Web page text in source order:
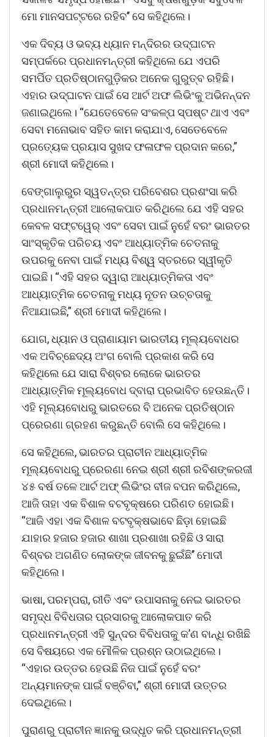
ମୋ ମାନସପଟ୍ଟରେ ରହିବ’’ ସେ କହିଥିଲେ।
ଏକ ଦିବ୍ୟ ଓ ଭବ୍ୟ ଧ୍ୟାନ ମନ୍ଦିରର ଉଦ୍‌ଘାଟନ
ସମ୍ପର୍କରେ ପ୍ରଧାନମନ୍ତ୍ରୀ କହିଥିଲେ ଯେ ଏପରି
ସମର୍ପିତ ପ୍ରତିଷ୍ଠାନଗୁଡ଼ିକର ଅନେକ ଗୁରୁତ୍ବ ରହିଛି।
ଏହାର ଉଦ୍‌ଘାଟନ ପାଇଁ ସେ ଆର୍ଟ ଅଫ ଲିଭିଂକୁ ଅଭିନନ୍ଦନ
ଜଣାଇଥିଲେ। “ଯେତେବେଳେ ସଂକଳ୍ପ ସ୍ପଷ୍ଟ ଥାଏ ଏବଂ
ସେବା ମନୋଭାବ ସହିତ କାମ କରାଯାଏ, ସେତେବେଳେ
ପ୍ରତ୍ୟେକ ପ୍ରୟାସ ସୁଖଦ ଫଳାଫଳ ପ୍ରଦାନ କରେ,”
ଶ୍ରୀ ମୋଦୀ କହିଥିଲେ।
ବେଙ୍ଗାଲୁରୁର ସ୍ୱତନ୍ତ୍ର ପରିବେଶର ପ୍ରଶଂସା କରି
ପ୍ରଧାନମନ୍ତ୍ରୀ ଆଲୋକପାତ କରିଥିଲେ ଯେ ଏହି ସହର
କେବଳ ସଫ୍ଟୱେର୍ ଏବଂ ସେବା ପାଇଁ ନୁହେଁ ବରଂ ଭାରତର
ସାଂସ୍କୃତିକ ପରିଚୟ ଏବଂ ଆଧ୍ୟାତ୍ମିକ ଚେତନାକୁ
ଉପରକୁ ନେବା ପାଇଁ ମଧ୍ୟ ବିଶ୍ୱ ସ୍ତରରେ ସ୍ୱୀକୃତି
ପାଇଛି। “ଏହି ସହର ଦ୍ୱାରା ଆଧ୍ୟାତ୍ମିକତା ଏବଂ
ଆଧ୍ୟାତ୍ମିକ ଚେତନାକୁ ମଧ୍ୟ ନୂତନ ଉଚ୍ଚତାକୁ
ନିଆଯାଇଛି,” ଶ୍ରୀ ମୋଦୀ କହିଥିଲେ।
ଯୋଗ, ଧ୍ୟାନ ଓ ପ୍ରାଣାୟାମ ଭାରତୀୟ ମୂଲ୍ୟବୋଧର
ଏକ ଅବିଚ୍ଛେଦ୍ୟ ଅଂଗ ବୋଲି ପ୍ରକାଶ କରି ସେ
କହିଥିଲେ ଯେ ସାରା ବିଶ୍ବର ଲୋକେ ଭାରତର
ଆଧ୍ୟାତ୍ମିକ ମୂଲ୍ୟବୋଧ ଦ୍ବାରା ପ୍ରଭାବିତ ହେଉଛନ୍ତି।
ଏହି ମୂଲ୍ୟବୋଧରୁ ଭାରତରେ ବି ଅନେକ ପ୍ରତିଷ୍ଠାନ
ପ୍ରେରଣା ଗ୍ରହଣ କରୁଛନ୍ତି ବୋଲି ସେ କହିଥିଲେ।
ସେ କହିଥିଲେ, ଭାରତର ପ୍ରାଚୀନ ଆଧ୍ୟାତ୍ମିକ
ମୂଲ୍ୟବୋଧରୁ ପ୍ରେରଣା ନେଇ ଶ୍ରୀ ଶ୍ରୀ ରବିଶଙ୍କରଜୀ
୪୫ ବର୍ଷ ତଳେ ଆର୍ଟ ଅଫ୍‌ ଲିଭିଂର ବୀଜ ବପନ କରିଥିଲେ,
ଆଜି ତାହା ଏକ ବିଶାଳ ବଟବୃକ୍ଷରେ ପରିଣତ ହୋଇଛି।
“ଆଜି ଏହା ଏକ ବିଶାଳ ବଟବୃକ୍ଷଭାବେ ଛିଡ଼ା ହୋଇଛି
ଯାହାର ହଜାର ହଜାର ଶାଖା ପ୍ରଶାଖା ରହିଛି ଓ ସାରା
ବିଶ୍ବର ଅଗଣିତ ଲୋକଙ୍କ ଜୀବନକୁ ଛୁଇଁଛି’’ ମୋଦୀ
କହିଥିଲେ।
ଭାଷା, ପରମ୍ପରା, ରୀତି ଏବଂ ଉପାସନାକୁ ନେଇ ଭାରତର
ସମୃଦ୍ଧ ବିବିଧତାର ପ୍ରସାରକୁ ଆଲୋକପାତ କରି
ପ୍ରଧାନମନ୍ତ୍ରୀ ଏହି ସୁନ୍ଦର ବିବିଧତାକୁ କ’ଣ ବାନ୍ଧି ରଖିଛି
ସେ ବିଷୟରେ ଏକ ମୌଳିକ ପ୍ରଶ୍ନ ଉଠାଇଥିଲେ।
“ଏହାର ଉତ୍ତର ହେଉଛି ନିଜ ପାଇଁ ନୁହେଁ ବରଂ
ଅନ୍ୟମାନଙ୍କ ପାଇଁ ବଞ୍ଚିବା,” ଶ୍ରୀ ମୋଦୀ ଉତ୍ତର
ଦେଇଥିଲେ।
ପୁରାଣରୁ ପ୍ରାଚୀନ ଜ୍ଞାନକୁ ଉଦ୍ଧୃତ କରି ପ୍ରଧାନମନ୍ତ୍ରୀ